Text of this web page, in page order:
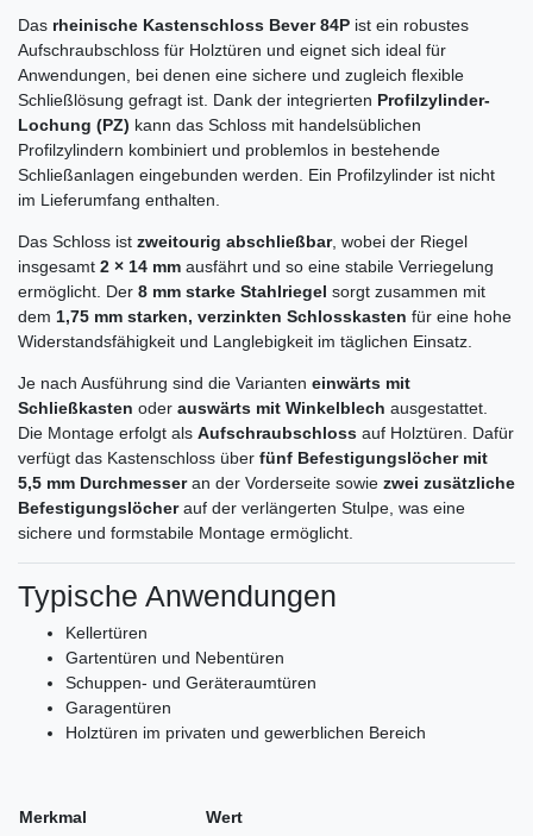
Das rheinische Kastenschloss Bever 84P ist ein robustes
Aufschraubschloss für Holztüren und eignet sich ideal für
Anwendungen, bei denen eine sichere und zugleich flexible
Schließlösung gefragt ist. Dank der integrierten Profilzylinder-
Lochung (PZ) kann das Schloss mit handelsüblichen
Profilzylindern kombiniert und problemlos in bestehende
Schließanlagen eingebunden werden. Ein Profilzylinder ist nicht
im Lieferumfang enthalten.
Das Schloss ist zweitourig abschließbar, wobei der Riegel
insgesamt 2 × 14 mm ausfährt und so eine stabile Verriegelung
ermöglicht. Der 8 mm starke Stahlriegel sorgt zusammen mit
dem 1,75 mm starken, verzinkten Schlosskasten für eine hohe
Widerstandsfähigkeit und Langlebigkeit im täglichen Einsatz.
Je nach Ausführung sind die Varianten einwärts mit
Schließkasten oder auswärts mit Winkelblech ausgestattet.
Die Montage erfolgt als Aufschraubschloss auf Holztüren. Dafür
verfügt das Kastenschloss über fünf Befestigungslöcher mit
5,5 mm Durchmesseran der Vorderseite sowie zwei zusätzliche
Befestigungslöcherauf der verlängerten Stulpe, was eine
sichere und formstabile Montage ermöglicht.
Typische Anwendungen
Kellertüren
Gartentüren und Nebentüren
Schuppen- und Geräteraumtüren
Garagentüren
Holztüren im privaten und gewerblichen Bereich
Merkmal
Wert